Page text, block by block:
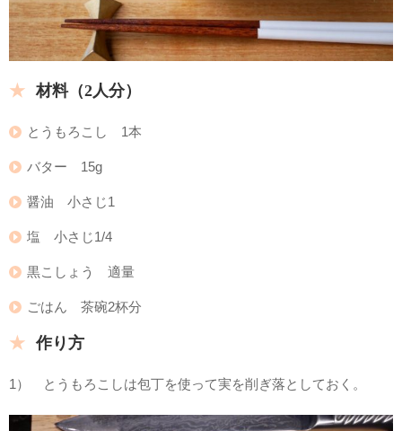
材料（2人分）
とうもろこし 1本
バター 15g
醤油 小さじ1
塩 小さじ1/4
黒こしょう 適量
ごはん 茶碗2杯分
作り方
1） とうもろこしは包丁を使って実を削ぎ落としておく。